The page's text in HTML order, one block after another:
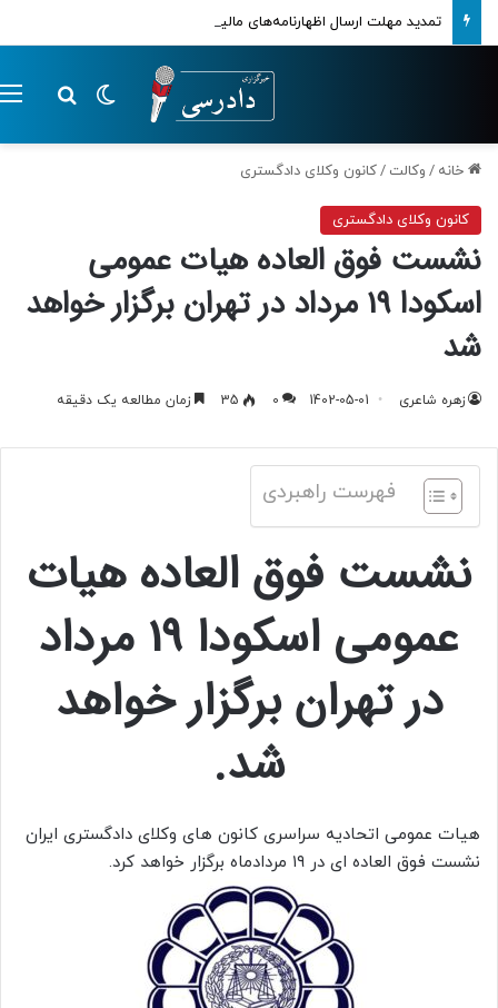
تمدید مهلت ارسال اظهارنامه‌های مالیاتی تا پایان تابستان 1405
تغییر پوسته
خانه / وکالت /کانون وکلای دادگستری
کانون وکلای دادگستری
نشست فوق العاده هیات عمومی
اسکودا 19 مرداد در تهران برگزار خواهد
شد
زهره شاعری 1402-05-01
0
35 زمان مطالعه یک دقیقه
فهرست راهبردی
نشست فوق العاده هیات
عمومی اسکودا 19 مرداد
در تهران برگزار خواهد
شد.
هیات عمومی اتحادیه سراسری کانون های وکلای دادگستری ایران
نشست فوق العاده ای در ۱۹ مردادماه برگزار خواهد کرد.